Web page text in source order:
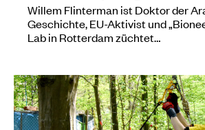
Willem Flinterman ist Doktor der
Geschichte, EU-Aktivist und
Lab in Rotterdam züchtet…